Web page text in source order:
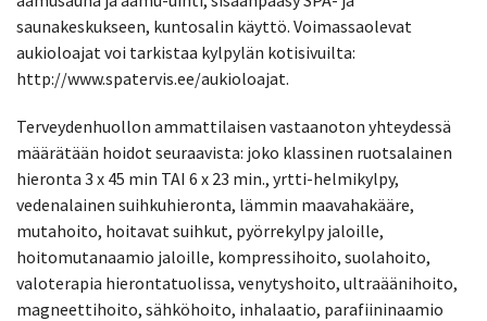
saunakeskukseen, kuntosalin käyttö. Voimassaolevat
aukioloajat voi tarkistaa kylpylän kotisivuilta:
http://www.spatervis.ee/aukioloajat.
Terveydenhuollon ammattilaisen vastaanoton yhteydessä
määrätään hoidot seuraavista: joko klassinen ruotsalainen
hieronta 3 x 45 min TAI 6 x 23 min., yrtti-helmikylpy,
vedenalainen suihkuhieronta, lämmin maavahakääre,
mutahoito, hoitavat suihkut, pyörrekylpy jaloille,
hoitomutanaamio jaloille, kompressihoito, suolahoito,
valoterapia hierontatuolissa, venytyshoito, ultraäänihoito,
magneettihoito, sähköhoito, inhalaatio, parafiininaamio